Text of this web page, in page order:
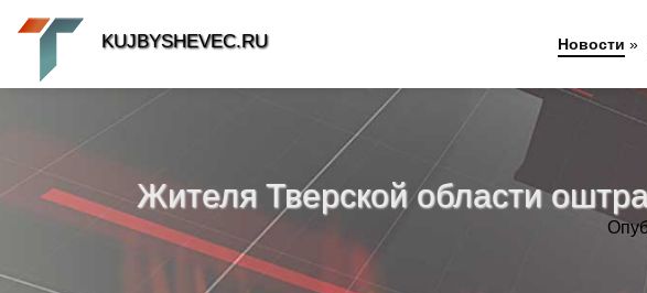
Жителя Тверской области
KUJBYSHEVEC.RU Новости »